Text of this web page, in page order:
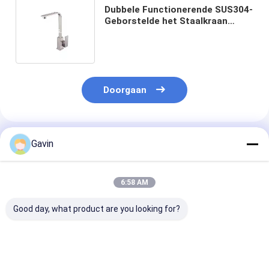
Dubbele Functionerende SUS304-
Geborstelde het Staalkraan
Doorgaan
Geadviseerde Producten
Gavin
6:58 AM
Good day, what product are you looking for?